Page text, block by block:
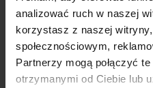
analizować ruch w naszej
korzystasz z naszej
społecznościowym,
Partnerzy mogą połączyć
otrzymanymi od Ciebie lub